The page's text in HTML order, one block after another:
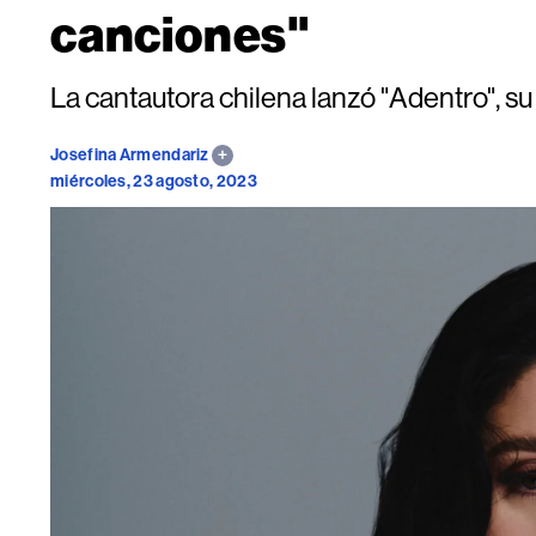
canciones"
La cantautora chilena lanzó "Adentro",
Josefina Armendariz
miércoles, 23 agosto, 2023